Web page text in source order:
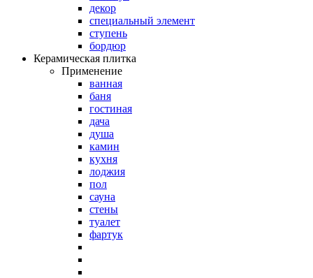
декор
специальный элемент
ступень
бордюр
Керамическая плитка
Применение
ванная
баня
гостиная
дача
душа
камин
кухня
лоджия
пол
сауна
стены
туалет
фартук